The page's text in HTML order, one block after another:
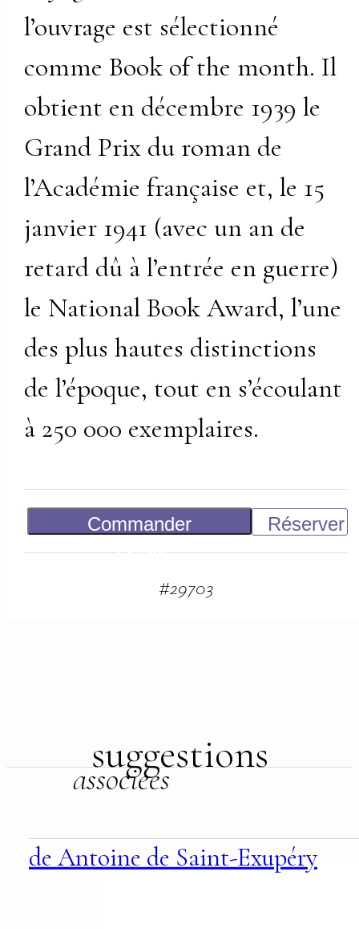
l’ouvrage est sélectionné
comme Book of the month. Il
obtient en décembre 1939 le
Grand Prix du roman de
l’Académie française et, le 15
janvier 1941 (avec un an de
retard dû à l’entrée en guerre)
le National Book Award, l’une
des plus hautes distinctions
de l’époque, tout en s’écoulant
à 250 000 exemplaires.
Commander
Réserver
#29703
suggestions
associées
de Antoine de Saint-Exupéry